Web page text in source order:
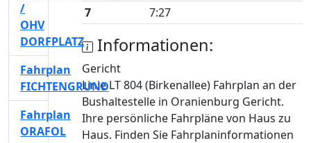
7
7:27
Informationen:
Gericht
Linie LT 804 (Birkenallee) Fahrplan an der
Bushaltestelle in Oranienburg Gericht.
Ihre persönliche Fahrpläne von Haus zu
Haus. Finden Sie Fahrplaninformationen
/
OHV
DORFPLATZ
Fahrplan
FICHTENGRUND
Fahrplan
ORAFOL